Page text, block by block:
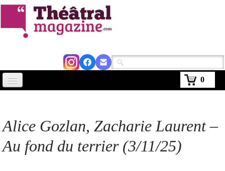
0
Critiques
Alice Gozlan, Zacharie Laurent –
Au fond du terrier (3/11/25)